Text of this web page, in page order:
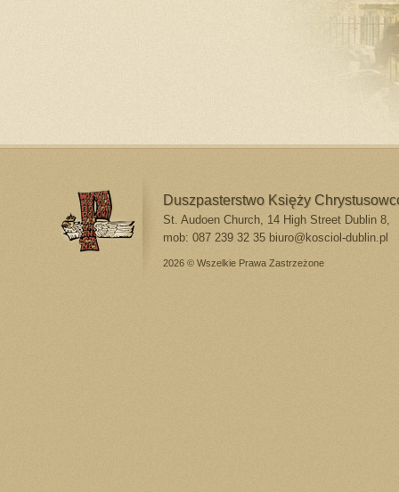
Duszpasterstwo Księży
St. Audoen Church, 14 High Street Dublin 8,
mob: 087 239 32 35 biuro@kosciol-dublin.pl
2026 © Wszelkie Prawa Zastrzeżone